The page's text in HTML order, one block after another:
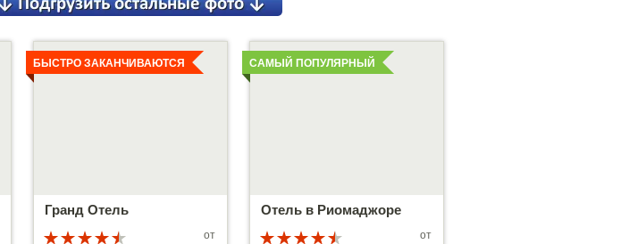
Гранд Отель
БЫСТРО ЗАКАНЧИВАЮТСЯ
от
Детальнее
Отель в Риомаджоре
САМЫЙ ПОПУЛЯРНЫЙ
от
Детальнее